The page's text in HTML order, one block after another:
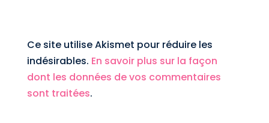
Ce site utilise Akismet pour réduire les
indésirables. En savoir plus sur la façon
dont les données de vos commentaires
sont traitées.